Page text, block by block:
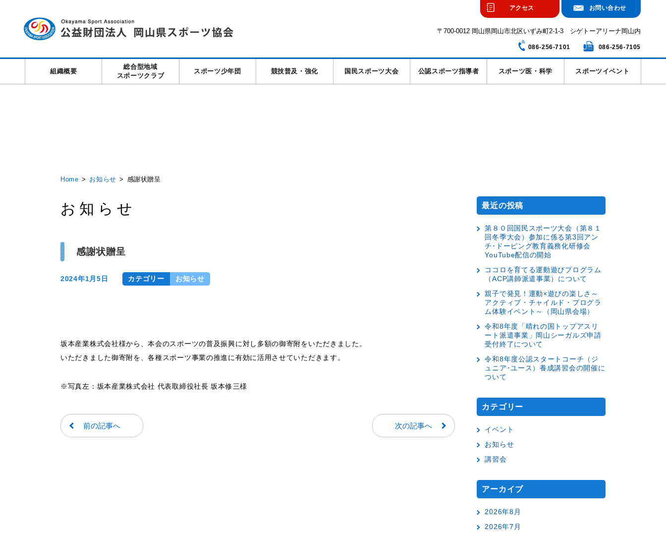
組織概要
総合型地域
スポーツクラブ
スポーツ少年団 競技普及・強化 国民スポーツ大会 公認スポーツ指導者 スポーツ医・科学 スポーツイベント
アクセス お問い合わせ
〒700-0012 岡山県岡山市北区いずみ町2-1-3 シゲトーアリーナ岡山内
086-256-7101 086-256-7105
Home お知らせ 感謝状贈呈
お知らせ
感謝状贈呈
2024年1月5日 カテゴリー お知らせ
坂本産業株式会社様から、本会のスポーツの普及振興に対し多額の御寄附をいただきました。
いただきました御寄附を、各種スポーツ事業の推進に有効に活用させていただきます。
※写真左：坂本産業株式会社 代表取締役社長 坂本修三様
前の記事へ 次の記事へ
最近の投稿
第８０回国民スポーツ大会（第８１
回冬季大会）参加に係る第3回アン
チ･ドーピング教育義務化研修会
YouTube配信の開始
ココロを育てる運動遊びプログラム
（ACP講師派遣事業）について
親子で発見！運動×遊びの楽しさ～
アクティブ・チャイルド・プログラ
ム体験イベント～（岡山県会場）
令和8年度「晴れの国トップアスリ
ート派遣事業」岡山シーガルズ申請
受付終了について
令和8年度公認スタートコーチ（ジ
ュニア･ユース）養成講習会の開催に
ついて
カテゴリー
イベント
お知らせ
講習会
アーカイブ
2026年8月
2026年7月